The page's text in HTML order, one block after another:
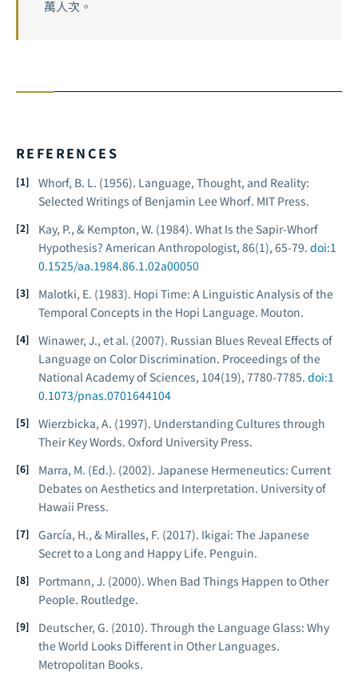
萬人次。
REFERENCES
Whorf, B. L. (1956). Language, Thought, and Reality:
Selected Writings of Benjamin Lee Whorf. MIT Press.
Kay, P., & Kempton, W. (1984). What Is the Sapir-Whorf
Hypothesis? American Anthropologist, 86(1), 65-79. doi:1
0.1525/aa.1984.86.1.02a00050
Malotki, E. (1983). Hopi Time: A Linguistic Analysis of the
Temporal Concepts in the Hopi Language. Mouton.
Winawer, J., et al. (2007). Russian Blues Reveal Effects of
Language on Color Discrimination. Proceedings of the
National Academy of Sciences, 104(19), 7780-7785. doi:1
0.1073/pnas.0701644104
Wierzbicka, A. (1997). Understanding Cultures through
Their Key Words. Oxford University Press.
Marra, M. (Ed.). (2002). Japanese Hermeneutics: Current
Debates on Aesthetics and Interpretation. University of
Hawaii Press.
García, H., & Miralles, F. (2017). Ikigai: The Japanese
Secret to a Long and Happy Life. Penguin.
Portmann, J. (2000). When Bad Things Happen to Other
People. Routledge.
Deutscher, G. (2010). Through the Language Glass: Why
the World Looks Different in Other Languages.
Metropolitan Books.